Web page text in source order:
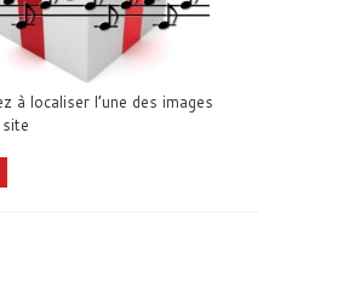
à localiser l’une des images